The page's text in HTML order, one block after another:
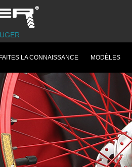
FAITES LA CONNAISSANCE MODÈLES